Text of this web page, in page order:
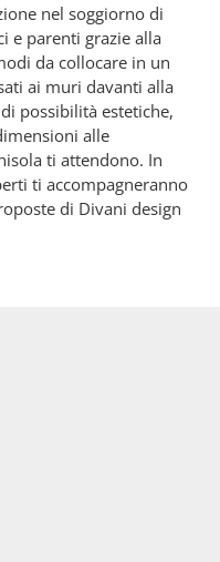
nel soggiorno di
e parenti grazie alla
da collocare in un
ai muri davanti alla
possibilità estetiche,
alle
ti attendono. In
ti accompagneranno
di Divani design